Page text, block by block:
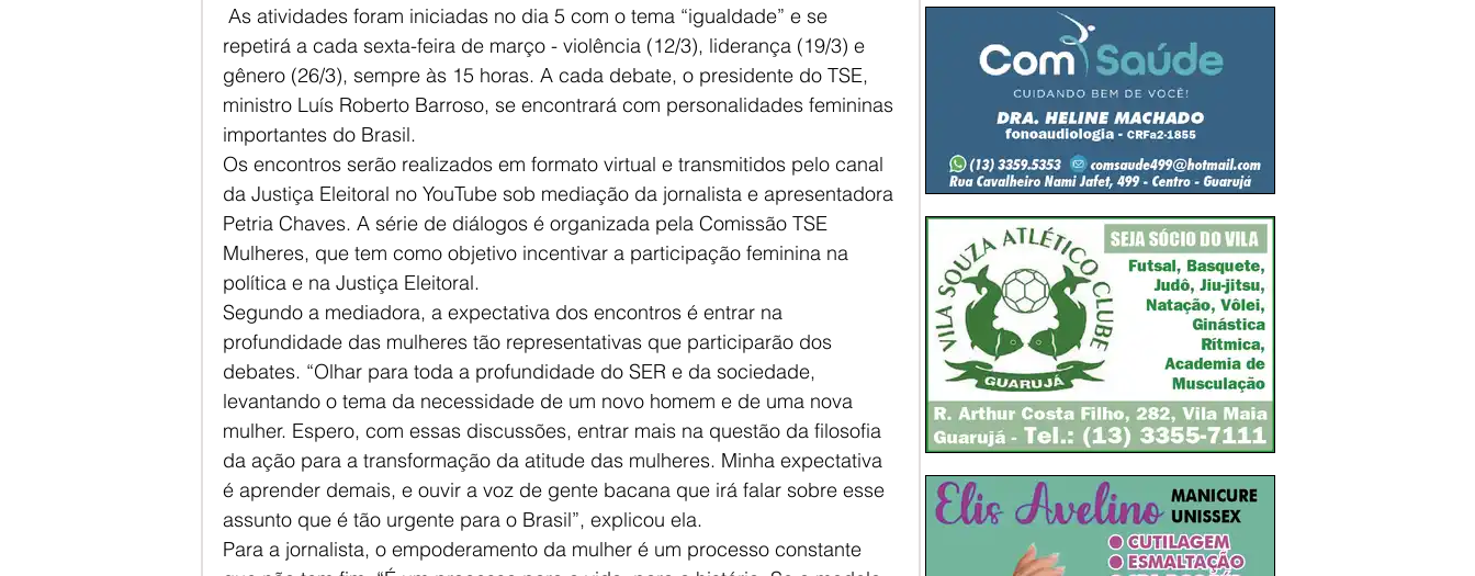
repetirá a cada sexta-feira de março - violência (12/3), liderança (19/3) e
gênero (26/3), sempre às 15 horas. A cada debate, o presidente do TSE,
ministro Luís Roberto Barroso, se encontrará com personalidades femininas
importantes do Brasil.
Os encontros serão realizados em formato virtual e transmitidos pelo canal
da Justiça Eleitoral no YouTube sob mediação da jornalista e apresentadora
Petria Chaves. A série de diálogos é organizada pela Comissão TSE
Mulheres, que tem como objetivo incentivar a participação feminina na
política e na Justiça Eleitoral.
Segundo a mediadora, a expectativa dos encontros é entrar na
profundidade das mulheres tão representativas que participarão dos
debates. “Olhar para toda a profundidade do SER e da sociedade,
levantando o tema da necessidade de um novo homem e de uma nova
mulher. Espero, com essas discussões, entrar mais na questão da filosofia
da ação para a transformação da atitude das mulheres. Minha expectativa
é aprender demais, e ouvir a voz de gente bacana que irá falar sobre esse
assunto que é tão urgente para o Brasil”, explicou ela.
Para a jornalista, o empoderamento da mulher é um processo constante